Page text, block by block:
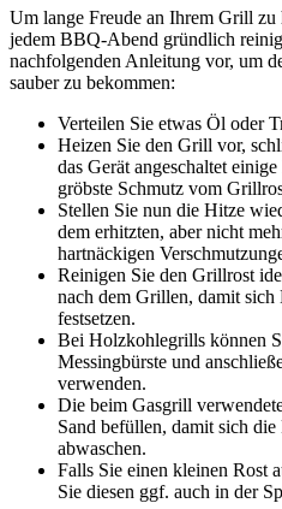
Um lange Freude an Ihrem Grill zu
jedem BBQ-Abend gründlich
nachfolgenden Anleitung vor, um
sauber zu bekommen:
Verteilen Sie etwas Öl oder
Heizen Sie den Grill vor,
das Gerät angeschaltet
gröbste Schmutz vom
Stellen Sie nun die Hitze
dem erhitzten, aber nicht
hartnäckigen
Reinigen Sie den Grillrost
nach dem Grillen, damit sich
festsetzen.
Bei Holzkohlegrills können
Messingbürste und
verwenden.
Die beim Gasgrill
Sand befüllen, damit sich
abwaschen.
Falls Sie einen kleinen Rost
Sie diesen ggf. auch in der